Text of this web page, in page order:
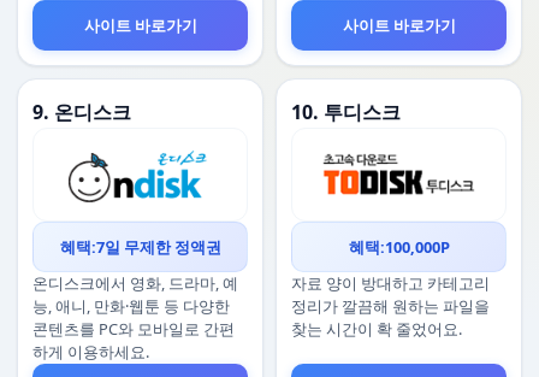
사이트 바로가기
사이트 바로가기
9. 온디스크
혜택:7일 무제한 정액권
온디스크에서 영화, 드라마, 예
능, 애니, 만화·웹툰 등 다양한
콘텐츠를 PC와 모바일로 간편
하게 이용하세요.
10. 투디스크
혜택:100,000P
자료 양이 방대하고 카테고리
정리가 깔끔해 원하는 파일을
찾는 시간이 확 줄었어요.